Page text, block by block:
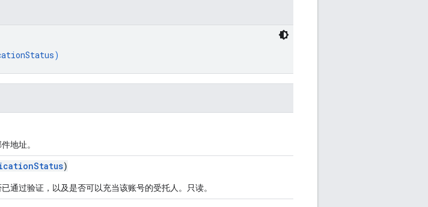
)
地址。
)
通过验证，以及是否可以充当该账号的受托人。只读。